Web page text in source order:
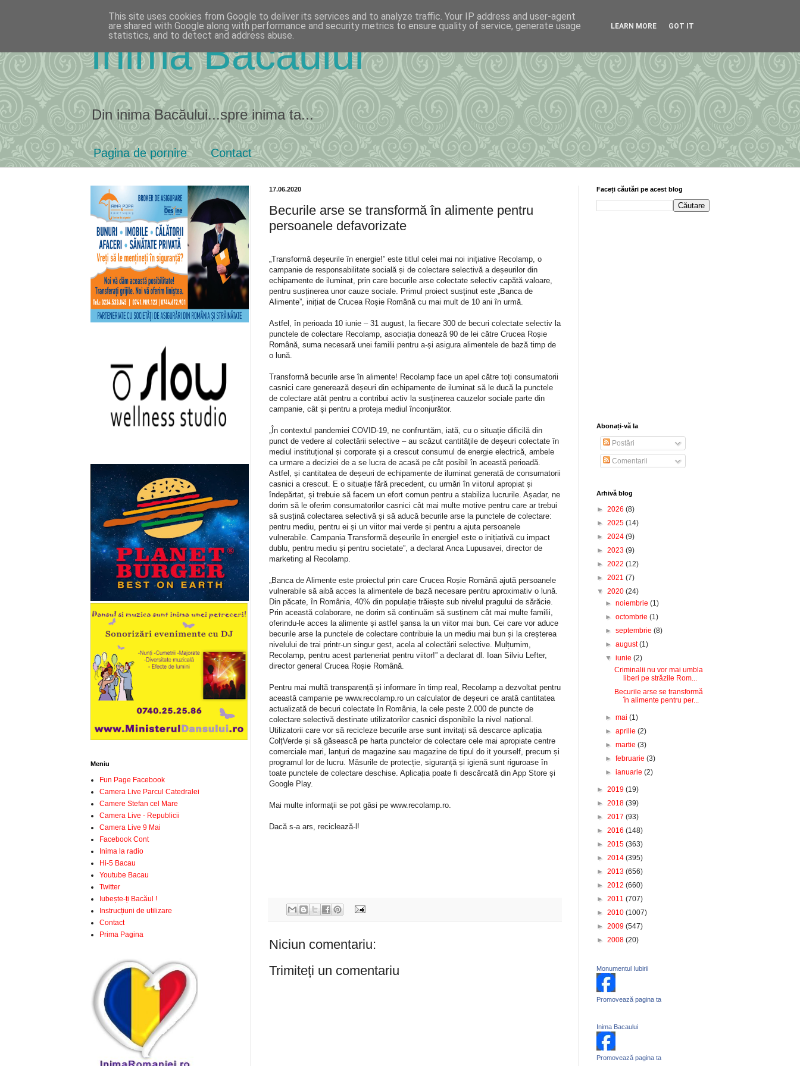
Inima Bacăului
Din inima Bacăului...spre inima ta...
Pagina de pornire Contact
17.06.2020
Becurile arse se transformă în alimente pentru
persoanele defavorizate
„Transformă deșeurile în energie!” este titlul celei mai noi inițiative Recolamp, o
campanie de responsabilitate socială și de colectare selectivă a deșeurilor din
echipamente de iluminat, prin care becurile arse colectate selectiv capătă valoare,
pentru susținerea unor cauze sociale. Primul proiect susținut este „Banca de
Alimente”, inițiat de Crucea Roșie Română cu mai mult de 10 ani în urmă.
Astfel, în perioada 10 iunie – 31 august, la fiecare 300 de becuri colectate selectiv la
punctele de colectare Recolamp, asociația donează 90 de lei către Crucea Roșie
Română, suma necesară unei familii pentru a-și asigura alimentele de bază timp de
o lună.
Transformă becurile arse în alimente! Recolamp face un apel către toți consumatorii
casnici care generează deșeuri din echipamente de iluminat să le ducă la punctele
de colectare atât pentru a contribui activ la susținerea cauzelor sociale parte din
campanie, cât și pentru a proteja mediul înconjurător.
„În contextul pandemiei COVID-19, ne confruntăm, iată, cu o situație dificilă din
punct de vedere al colectării selective – au scăzut cantitățile de deșeuri colectate în
mediul instituțional și corporate și a crescut consumul de energie electrică, ambele
ca urmare a deciziei de a se lucra de acasă pe cât posibil în această perioadă.
Astfel, și cantitatea de deșeuri de echipamente de iluminat generată de consumatorii
casnici a crescut. E o situație fără precedent, cu urmări în viitorul apropiat și
îndepărtat, și trebuie să facem un efort comun pentru a stabiliza lucrurile. Așadar, ne
dorim să le oferim consumatorilor casnici cât mai multe motive pentru care ar trebui
să susțină colectarea selectivă și să aducă becurile arse la punctele de colectare:
pentru mediu, pentru ei și un viitor mai verde și pentru a ajuta persoanele
vulnerabile. Campania Transformă deșeurile în energie! este o inițiativă cu impact
dublu, pentru mediu și pentru societate”, a declarat Anca Lupusavei, director de
marketing al Recolamp.
„Banca de Alimente este proiectul prin care Crucea Roșie Română ajută persoanele
vulnerabile să aibă acces la alimentele de bază necesare pentru aproximativ o lună.
Din păcate, în România, 40% din populație trăiește sub nivelul pragului de sărăcie.
Prin această colaborare, ne dorim să continuăm să susținem cât mai multe familii,
oferindu-le acces la alimente și astfel șansa la un viitor mai bun. Cei care vor aduce
becurile arse la punctele de colectare contribuie la un mediu mai bun și la creșterea
nivelului de trai printr-un singur gest, acela al colectării selective. Mulțumim,
Recolamp, pentru acest parteneriat pentru viitor!” a declarat dl. Ioan Silviu Lefter,
director general Crucea Roșie Română.
Pentru mai multă transparență și informare în timp real, Recolamp a dezvoltat pentru
această campanie pe www.recolamp.ro un calculator de deșeuri ce arată cantitatea
actualizată de becuri colectate în România, la cele peste 2.000 de puncte de
colectare selectivă destinate utilizatorilor casnici disponibile la nivel național.
Utilizatorii care vor să recicleze becurile arse sunt invitați să descarce aplicația
ColțVerde și să găsească pe harta punctelor de colectare cele mai apropiate centre
comerciale mari, lanțuri de magazine sau magazine de tipul do it yourself, precum și
programul lor de lucru. Măsurile de protecție, siguranță și igienă sunt riguroase în
toate punctele de colectare deschise. Aplicația poate fi descărcată din App Store și
Google Play.
Mai multe informații se pot găsi pe www.recolamp.ro.
Dacă s-a ars, reciclează-l!
Niciun comentariu:
Trimiteți un comentariu
Meniu
Fun Page Facebook
Camera Live Parcul Catedralei
Camere Stefan cel Mare
Camera Live - Republicii
Camera Live 9 Mai
Facebook Cont
Inima la radio
Hi-5 Bacau
Youtube Bacau
Twitter
Iubește-ți Bacăul !
Instrucțiuni de utilizare
Contact
Prima Pagina
Faceți căutări pe acest blog
Abonați-vă la
Postări
Comentarii
Arhivă blog
► 2026 (8)
► 2025 (14)
► 2024 (9)
► 2023 (9)
► 2022 (12)
► 2021 (7)
▼ 2020 (24)
►noiembrie(1)
►octombrie(1)
►septembrie(8)
►august(1)
▼iunie(2)
Criminalii nu vor mai umbla
liberi pe străzile Rom...
Becurile arse se transformă
în alimente pentru per...
►mai(1)
►aprilie(2)
►martie(3)
►februarie(3)
►ianuarie(2)
► 2019 (19)
► 2018 (39)
► 2017 (93)
► 2016 (148)
► 2015 (363)
► 2014 (395)
► 2013 (656)
► 2012 (660)
► 2011 (707)
► 2010 (1007)
► 2009 (547)
► 2008 (20)
Monumentul Iubirii
Promovează pagina ta
Inima Bacaului
Promovează pagina ta
This site uses cookies from Google to deliver its services and to analyze traffic. Your IP address and user-agent
are shared with Google along with performance and security metrics to ensure quality of service, generate usage
statistics, and to detect and address abuse.
LEARN MORE GOT IT